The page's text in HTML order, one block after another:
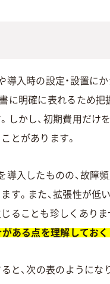
導入時の設定・設置に
に明確に表れるため把
しかし、初期費用だけ
とがあります。
導入したものの、故障
す。また、拡張性が低
ることも珍しくありま
ある点を理解しておく
と、次の表のようにな